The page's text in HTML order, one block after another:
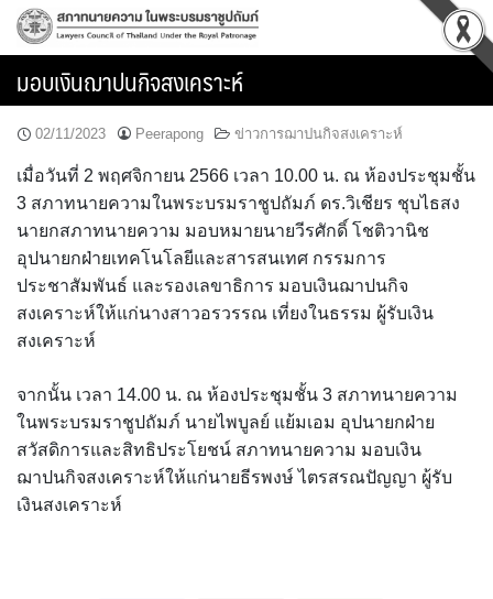
Skip
มอบเงินฌาปนกิจสงเคราะห์
02/11/2023 Peerapong ข่าวการฌาปนกิจสงเคราะห์
เมื่อวันที่ 2 พฤศจิกายน 2566 เวลา 10.00 น. ณ ห้องประชุมชั้น
3 สภาทนายความในพระบรมราชูปถัมภ์ ดร.วิเชียร ชุบไธสง
นายกสภาทนายความ มอบหมายนายวีรศักดิ์ โชติวานิช
อุปนายกฝ่ายเทคโนโลยีและสารสนเทศ กรรมการ
ประชาสัมพันธ์ และรองเลขาธิการ มอบเงินฌาปนกิจ
สงเคราะห์ให้แก่นางสาวอรวรรณ เที่ยงในธรรม ผู้รับเงิน
สงเคราะห์
จากนั้น เวลา 14.00 น. ณ ห้องประชุมชั้น 3 สภาทนายความ
ในพระบรมราชูปถัมภ์ นายไพบูลย์ แย้มเอม อุปนายกฝ่าย
สวัสดิการและสิทธิประโยชน์ สภาทนายความ มอบเงิน
ฌาปนกิจสงเคราะห์ให้แก่นายธีรพงษ์ ไตรสรณปัญญา ผู้รับ
เงินสงเคราะห์